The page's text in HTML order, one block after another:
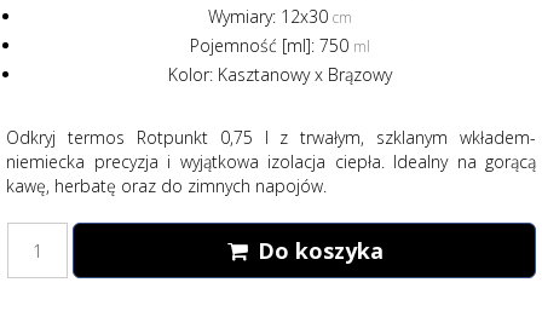
Wymiary: 12x30 cm
Pojemność [ml]: 750 ml
Kolor: Kasztanowy x Brązowy
Odkryj termos Rotpunkt 0,75 l z trwałym, szklanym wkładem-
niemiecka precyzja i wyjątkowa izolacja ciepła. Idealny na gorącą
kawę, herbatę oraz do zimnych napojów.
Do koszyka